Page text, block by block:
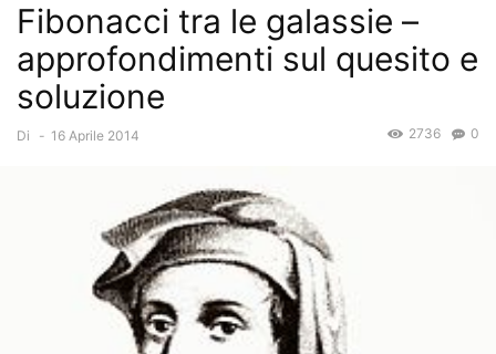
Fibonacci tra le galassie –
approfondimenti sul quesito e
soluzione
Di - 16 Aprile 2014 0
2736